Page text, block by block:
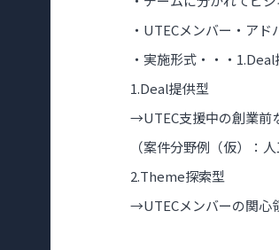
・UTECメンバー・ア
・実施形式・・・
1.Deal提供型
→UTEC支援中の創業前
（案件分野例（仮）：
2.Theme探索型
→UTECメンバーの関心